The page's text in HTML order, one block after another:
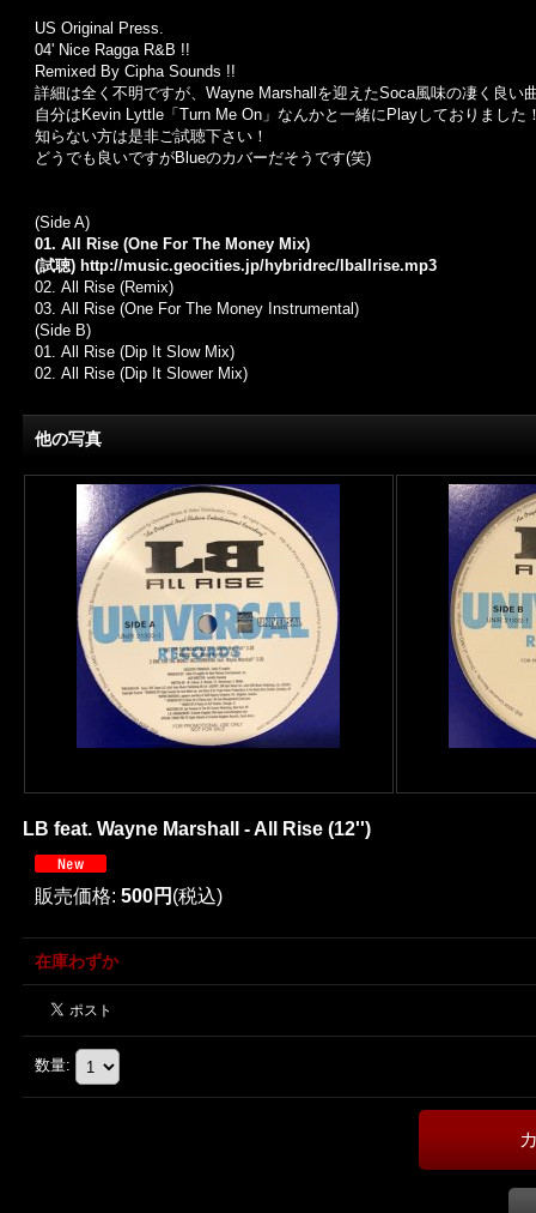
US Original Press.
04' Nice Ragga R&B !!
Remixed By Cipha Sounds !!
詳細は全く不明ですが、Wayne Marshallを迎えたSoca風味の凄く良い
自分はKevin Lyttle「Turn Me On」なんかと一緒にPlayしておりました
知らない方は是非ご試聴下さい！
どうでも良いですがBlueのカバーだそうです(笑)
(Side A)
01. All Rise (One For The Money Mix)
(試聴) http://music.geocities.jp/hybridrec/lballrise.mp3
02. All Rise (Remix)
03. All Rise (One For The Money Instrumental)
(Side B)
01. All Rise (Dip It Slow Mix)
02. All Rise (Dip It Slower Mix)
他の写真
LB feat. Wayne Marshall - All Rise (12'')
販売価格: 500円 (税込)
在庫わずか
数量: